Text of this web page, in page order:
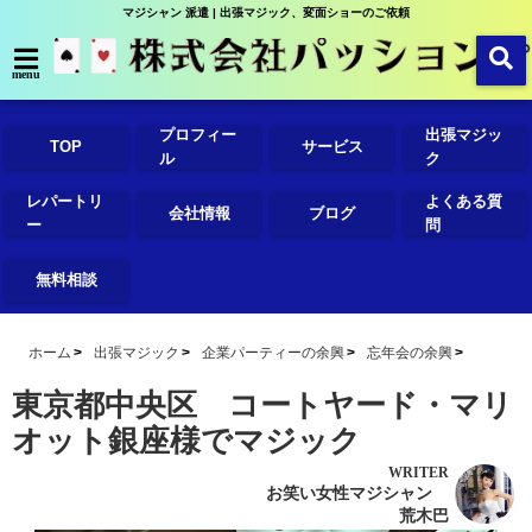
マジシャン 派遣 | 出張マジック、変面ショーのご依頼
menu
TOP
プロフィー
ル
サービス
出張マジッ
ク
レパートリ
ー
会社情報 ブログ
よくある質
問
無料相談
ホーム 出張マジック 企業パーティーの余興 忘年会の余興
東京都中央区 コートヤード・マリ
オット銀座様でマジック
WRITER
お笑い女性マジシャン
荒木巴